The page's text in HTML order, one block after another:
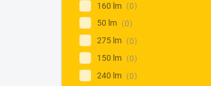
160 lm
0
50 lm
0
275 lm
0
150 lm
0
240 lm
0